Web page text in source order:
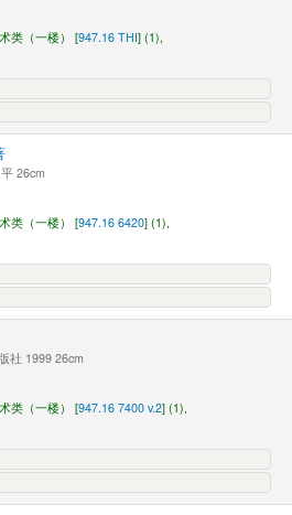
类（一楼） [947.16 THI] (1),
26cm
类（一楼） [947.16 6420] (1),
社 1999 26cm
类（一楼） [947.16 7400 v.2] (1),